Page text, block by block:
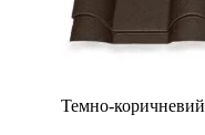
Темно-коричневий